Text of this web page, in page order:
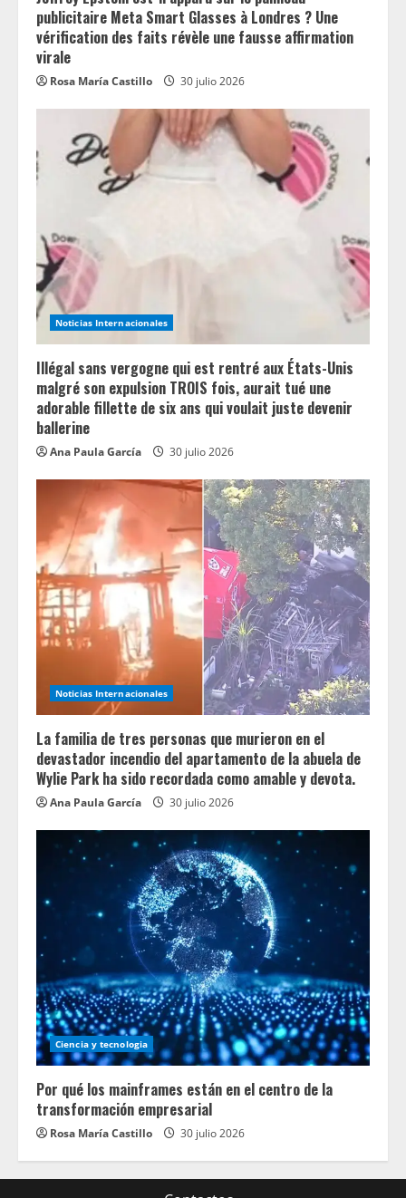
publicitaire Meta Smart Glasses à Londres ? Une
vérification des faits révèle une fausse affirmation
virale
Rosa María Castillo 30 julio 2026
Noticias Internacionales
Illégal sans vergogne qui est rentré aux États-Unis
malgré son expulsion TROIS fois, aurait tué une
adorable fillette de six ans qui voulait juste devenir
ballerine
Ana Paula García 30 julio 2026
Noticias Internacionales
La familia de tres personas que murieron en el
devastador incendio del apartamento de la abuela de
Wylie Park ha sido recordada como amable y devota.
Ana Paula García 30 julio 2026
Ciencia y tecnologia
Por qué los mainframes están en el centro de la
transformación empresarial
Rosa María Castillo 30 julio 2026